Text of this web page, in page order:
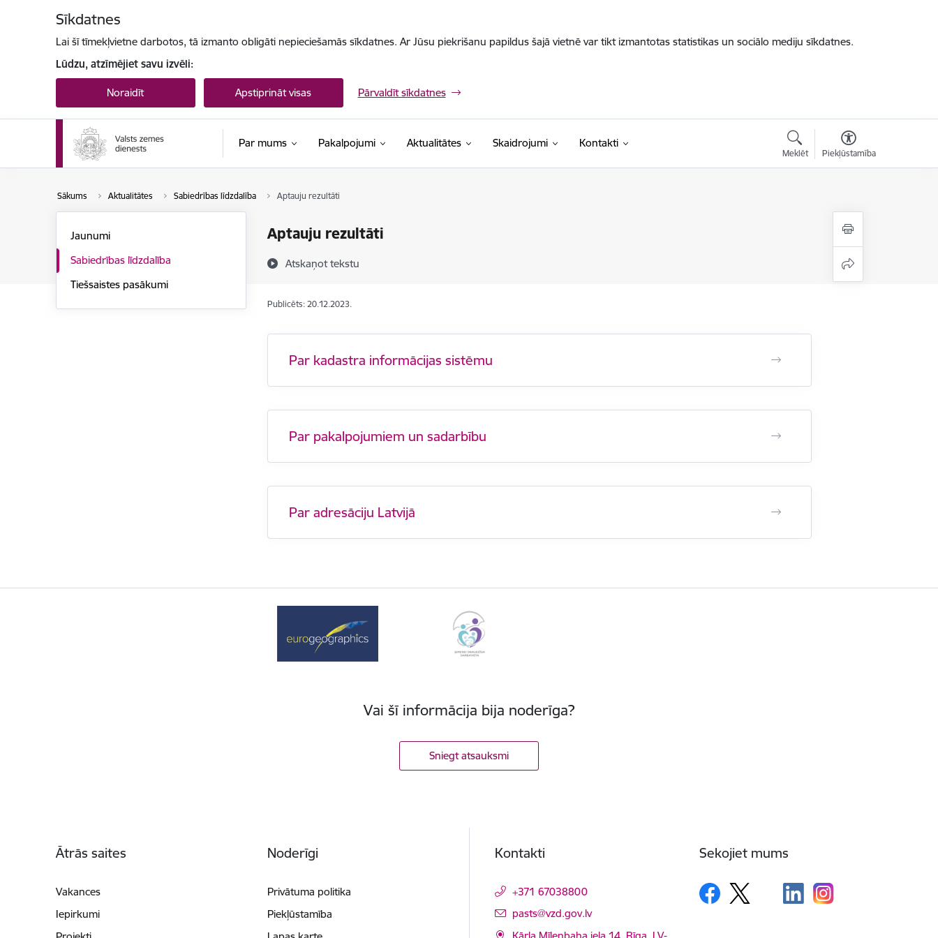
Sīkdatnes
Lai šī tīmekļvietne darbotos, tā izmanto obligāti nepieciešamās sīkdatnes. Ar Jūsu piekrišanu papildus šajā vietnē var tikt izmantotas statistikas un sociālo mediju sīkdatnes.
Lūdzu, atzīmējiet savu izvēli:
Noraidīt Apstiprināt visas Pārvaldīt sīkdatnes
Par mums Pakalpojumi Aktualitātes Skaidrojumi Kontakti
Meklēt Piekļūstamība
Sākums Aktualitātes Sabiedrības līdzdalība Aptauju rezultāti
Aptauju rezultāti
Atskaņot tekstu
Jaunumi
Sabiedrības līdzdalība
Tiešsaistes pasākumi
Publicēts: 20.12.2023.
Par kadastra informācijas sistēmu
Par pakalpojumiem un sadarbību
Par adresāciju Latvijā
Vai šī informācija bija noderīga?
Sniegt atsauksmi
Ātrās saites
Vakances
Iepirkumi
Noderīgi
Privātuma politika
Piekļūstamība
Kontakti
+371 67038800
E-pasts:
pasts@vzd.gov.lv
Sekojiet mums